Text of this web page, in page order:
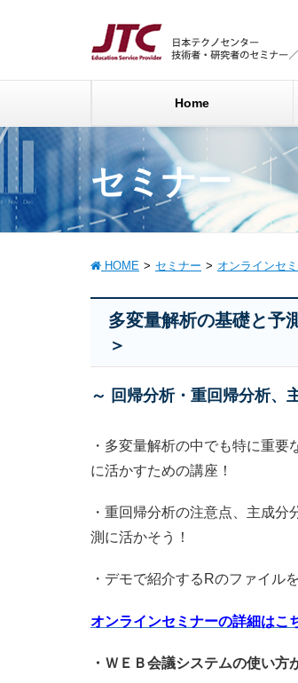
Home
セミナー
HOME セミナー オンラインセ
多変量解析の基礎と
＞
～ 回帰分析・重回帰分析、
・多変量解析の中でも特に重
に活かすための講座！
・重回帰分析の注意点、主成
測に活かそう！
・デモで紹介するRのファイル
オンラインセミナーの詳細はこ
・ＷＥＢ会議システムの使い